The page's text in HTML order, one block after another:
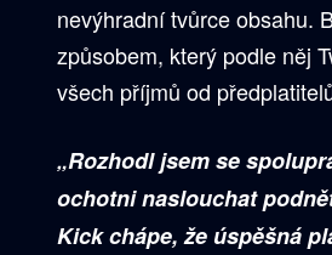
nevýhradní tvůrce obsahu.
způsobem, který podle něj
všech příjmů od
„Rozhodl jsem se
ochotni naslouchat
Kick chápe, že úspěšná